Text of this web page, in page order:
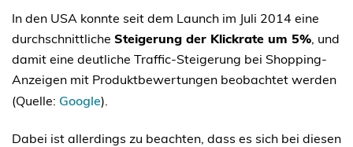
In den USA konnte seit dem Launch im Juli 2014 eine
durchschnittliche Steigerung der Klickrate um 5% , und
damit eine deutliche Traffic-Steigerung bei Shopping-
Anzeigen mit Produktbewertungen beobachtet werden
(Quelle: Google).
Dabei ist allerdings zu beachten, dass es sich bei diesen